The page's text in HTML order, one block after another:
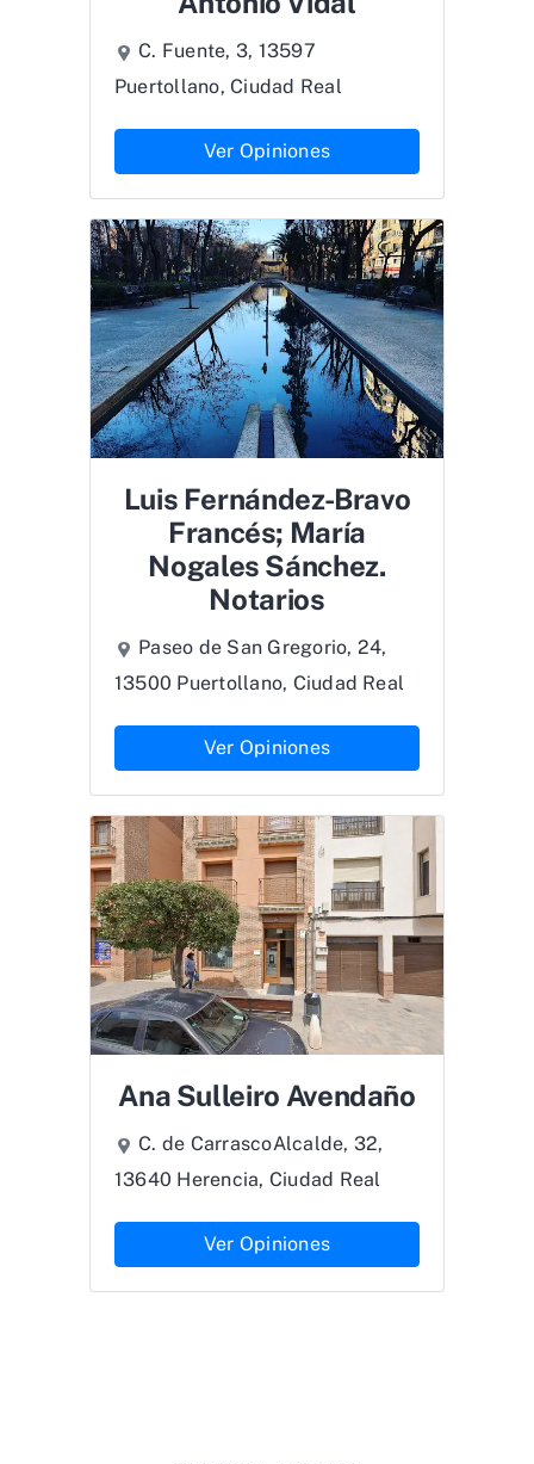
C. Fuente, 3, 13597
Puertollano, Ciudad Real
Ver Opiniones
Luis Fernández-Bravo
Francés; María
Nogales Sánchez.
Notarios
Paseo de San Gregorio, 24,
13500 Puertollano, Ciudad Real
Ver Opiniones
Ana Sulleiro Avendaño
C. de CarrascoAlcalde, 32,
13640 Herencia, Ciudad Real
Ver Opiniones